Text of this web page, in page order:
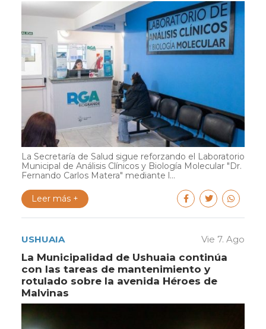
La Secretaría de Salud sigue reforzando el Laboratorio
Municipal de Análisis Clínicos y Biología Molecular "Dr.
Fernando Carlos Matera" mediante l...
Leer más +
USHUAIA Vie 7. Ago
La Municipalidad de Ushuaia continúa
con las tareas de mantenimiento y
rotulado sobre la avenida Héroes de
Malvinas